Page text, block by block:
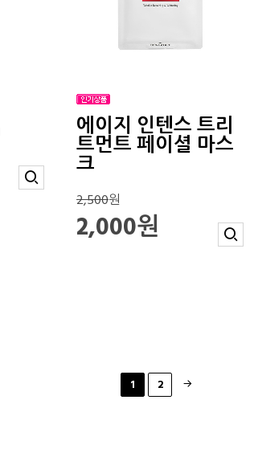
에이지 인텐스 트리
트먼트 페이셜 마스
크
2,500원
2,000원
1 2